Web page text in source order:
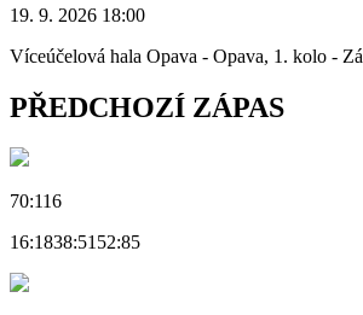
19. 9. 2026 18:00
Víceúčelová hala Opava - Opava, 1. kolo -
PŘEDCHOZÍ ZÁPAS
70:116
16:1838:5152:85